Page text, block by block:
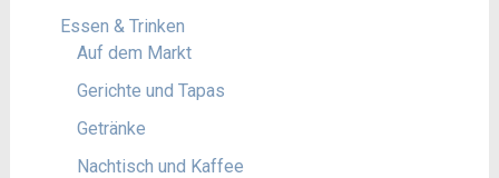
Essen & Trinken
Auf dem Markt
Gerichte und Tapas
Getränke
Nachtisch und Kaffee